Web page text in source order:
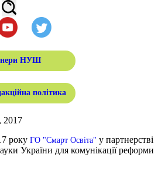
НУШ
політика
2017
року ГО "Смарт Освіта" у партнерстві
України для комунікації реформи